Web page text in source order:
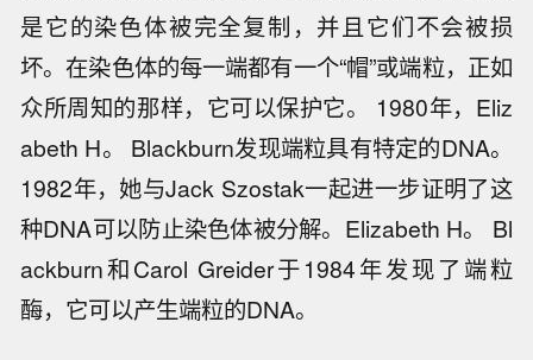
是它的染色体被完全复制，并且它们不会被损
坏。在染色体的每一端都有一个“帽”或端粒，正如
众所周知的那样，它可以保护它。 1980年，Eliz
abeth H。 Blackburn发现端粒具有特定的DNA。
1982年，她与Jack Szostak一起进一步证明了这
种DNA可以防止染色体被分解。Elizabeth H。 Bl
ackburn和Carol Greider于1984年发现了端粒
酶，它可以产生端粒的DNA。